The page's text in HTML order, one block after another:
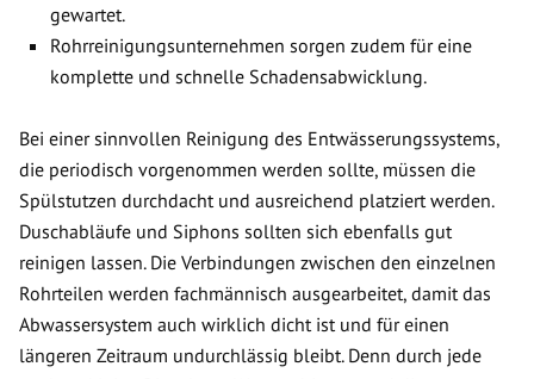
gewartet.
Rohrreinigungsunternehmen sorgen zudem für eine
komplette und schnelle Schadensabwicklung.
Bei einer sinnvollen Reinigung des Entwässerungssystems,
die periodisch vorgenommen werden sollte, müssen die
Spülstutzen durchdacht und ausreichend platziert werden.
Duschabläufe und Siphons sollten sich ebenfalls gut
reinigen lassen. Die Verbindungen zwischen den einzelnen
Rohrteilen werden fachmännisch ausgearbeitet, damit das
Abwassersystem auch wirklich dicht ist und für einen
längeren Zeitraum undurchlässig bleibt. Denn durch jede